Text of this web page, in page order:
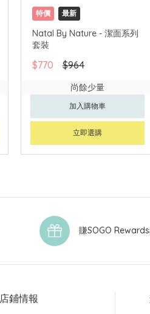
特價 最新
Natal By Nature - 潔面系列
套裝
$770 $964
尚餘少量
加入購物車
立即選購
賺SOGO
店鋪情報